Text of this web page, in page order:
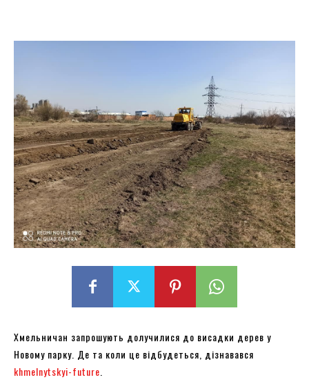
Хмельничан запрошують долучилися до висадки дерев у
Новому парку. Де та коли це відбудеться, дізнавався
khmelnytskyi-future